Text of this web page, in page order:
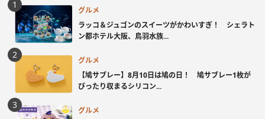
グルメ
ラッコ＆ジュゴンのスイーツがかわいすぎ！ シェラト
ン都ホテル大阪、鳥羽水族...
グルメ
【鳩サブレー】8月10日は鳩の日！ 鳩サブレー1枚が
ぴったり収まるシリコン...
グルメ